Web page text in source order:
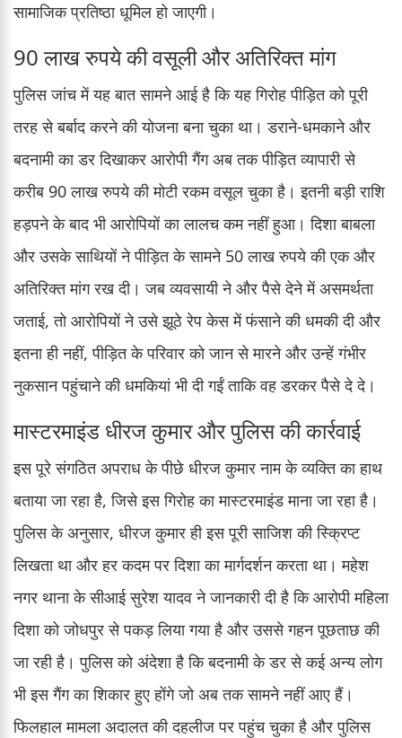
सामाजिक प्रतिष्ठा धूमिल हो जाएगी।
90 लाख रुपये की वसूली और अतिरिक्त मांग
पुलिस जांच में यह बात सामने आई है कि यह गिरोह पीड़ित को पूरी
तरह से बर्बाद करने की योजना बना चुका था। डराने-धमकाने और
बदनामी का डर दिखाकर आरोपी गैंग अब तक पीड़ित व्यापारी से
करीब 90 लाख रुपये की मोटी रकम वसूल चुका है। इतनी बड़ी राशि
हड़पने के बाद भी आरोपियों का लालच कम नहीं हुआ। दिशा बाबला
और उसके साथियों ने पीड़ित के सामने 50 लाख रुपये की एक और
अतिरिक्त मांग रख दी। जब व्यवसायी ने और पैसे देने में असमर्थता
जताई, तो आरोपियों ने उसे झूठे रेप केस में फंसाने की धमकी दी और
इतना ही नहीं, पीड़ित के परिवार को जान से मारने और उन्हें गंभीर
नुकसान पहुंचाने की धमकियां भी दी गईं ताकि वह डरकर पैसे दे दे।
मास्टरमाइंड धीरज कुमार और पुलिस की कार्रवाई
इस पूरे संगठित अपराध के पीछे धीरज कुमार नाम के व्यक्ति का हाथ
बताया जा रहा है, जिसे इस गिरोह का मास्टरमाइंड माना जा रहा है।
पुलिस के अनुसार, धीरज कुमार ही इस पूरी साजिश की स्क्रिप्ट
लिखता था और हर कदम पर दिशा का मार्गदर्शन करता था। महेश
नगर थाना के सीआई सुरेश यादव ने जानकारी दी है कि आरोपी महिला
दिशा को जोधपुर से पकड़ लिया गया है और उससे गहन पूछताछ की
जा रही है। पुलिस को अंदेशा है कि बदनामी के डर से कई अन्य लोग
भी इस गैंग का शिकार हुए होंगे जो अब तक सामने नहीं आए हैं।
फिलहाल मामला अदालत की दहलीज पर पहुंच चुका है और पुलिस